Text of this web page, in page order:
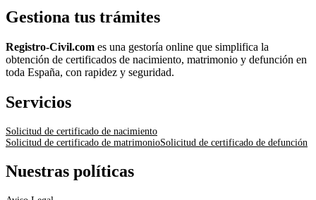
Gestiona tus trámites
Registro-Civil.com es una gestoría online que simplifica la
obtención de certificados de nacimiento, matrimonio y defunción en
toda España, con rapidez y seguridad.
Servicios
Solicitud de certificado de nacimiento
Solicitud de certificado de matrimonioSolicitud de certificado de defunción
Nuestras políticas